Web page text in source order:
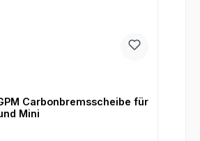
Carbonbremsscheibe für
Mini